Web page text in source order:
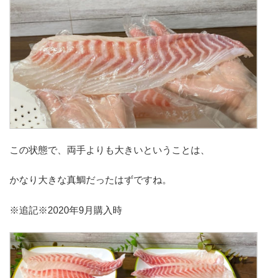
この状態で、両手よりも大きいということは、
かなり大きな真鯛だったはずですね。
※追記※2020年9月購入時